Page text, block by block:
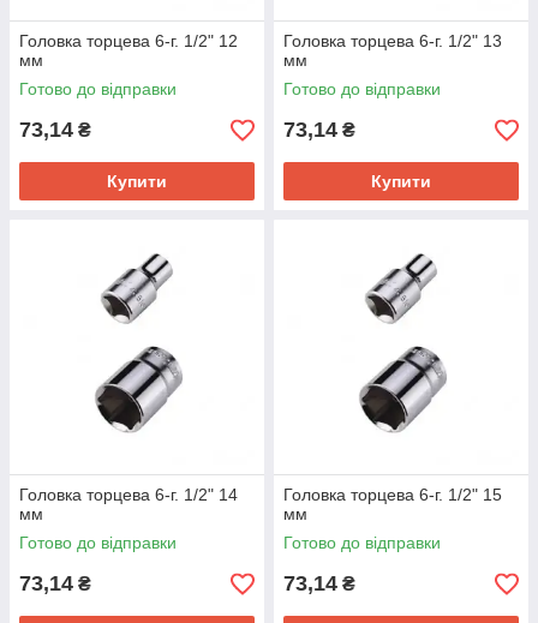
Головка торцева 6-г. 1/2" 12
мм
Готово до відправки
73,14 ₴
Купити
Головка торцева 6-г. 1/2" 13
мм
Готово до відправки
73,14 ₴
Купити
Головка торцева 6-г. 1/2" 14
мм
Готово до відправки
73,14 ₴
Головка торцева 6-г. 1/2" 15
мм
Готово до відправки
73,14 ₴